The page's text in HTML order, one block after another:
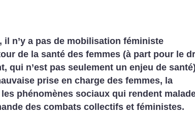
il n’y a pas de mobilisation féministe
de la santé des femmes (à part pour le
qui n’est pas seulement un enjeu de
prise en charge des femmes, la
phénomènes sociaux qui rendent
des combats collectifs et féministes.